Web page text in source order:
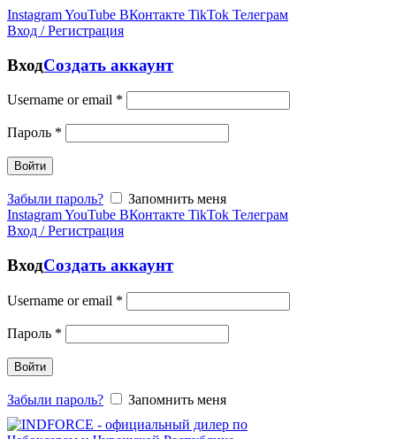
InstagramYouTube ВКонтакте TikTok Телеграм
Вход / Регистрация
ВходСоздать аккаунт
Username or email *
Пароль *
Войти
Забыли пароль?
Запомнить меня
InstagramYouTube ВКонтакте TikTok Телеграм
Вход / Регистрация
ВходСоздать аккаунт
Username or email *
Пароль *
Войти
Забыли пароль? Запомнить меня